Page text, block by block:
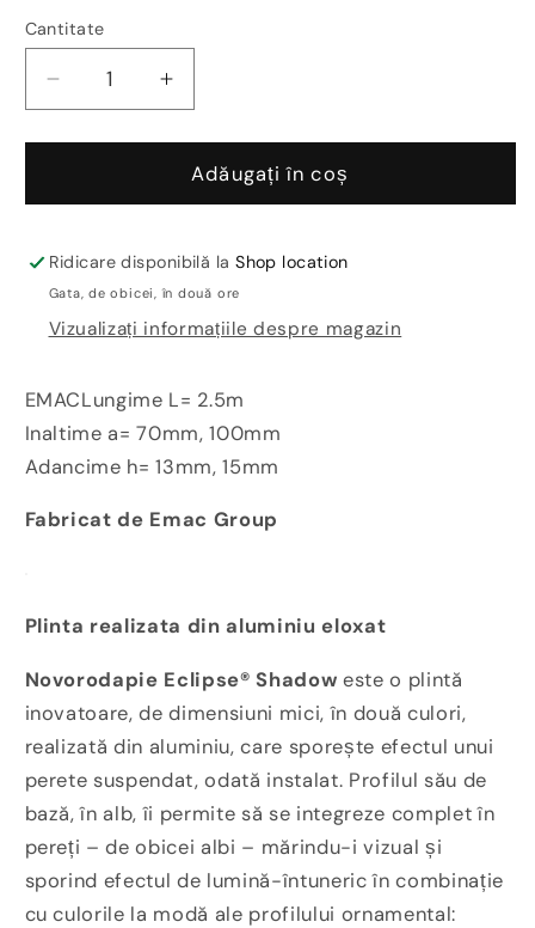
Cantitate
Reduceți
cantitatea
pentru
retrasa
gap
neagra
led
pardoseli
si
tavane
Novorodapie
Emac
Creșteți
cantitatea
pentru
Plinta
retrasa
gap
neagra
led
pardoseli
tavane
Novorodapie
Emac
Adăugați în coș
Ridicare disponibilă laShop location
Gata, de obicei, în două ore
Vizualizați informațiile despre magazin
EMACLungime L= 2.5m
Inaltime a= 70mm, 100mm
Adancime h= 13mm, 15mm
Fabricat de Emac Group
Plinta realizata din aluminiu eloxat
Novorodapie Eclipse® Shadow este o plintă
inovatoare, de dimensiuni mici, în două culori,
realizată din aluminiu, care sporește efectul unui
perete suspendat, odată instalat. Profilul său de
bază, în alb, îi permite să se integreze complet în
pereți – de obicei albi – mărindu-i vizual și
sporind efectul de lumină-întuneric în combinație
cu culorile la modă ale profilului ornamental: